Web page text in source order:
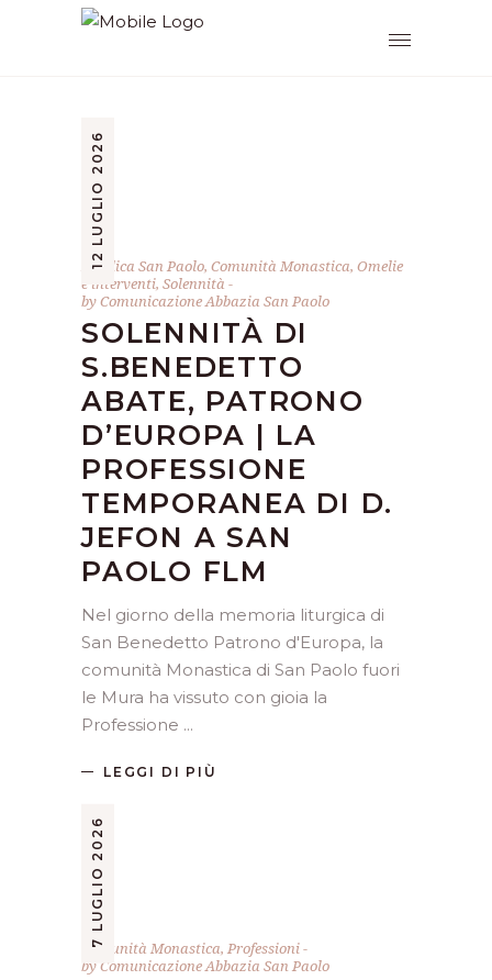
12 LUGLIO 2026
Basilica San Paolo, Comunità Monastica, Omelie
e interventi, Solennità
byComunicazione Abbazia San Paolo
SOLENNITÀ DI
S.BENEDETTO
ABATE, PATRONO
D’EUROPA | LA
PROFESSIONE
TEMPORANEA DI D.
JEFON A SAN
PAOLO FLM
Nel giorno della memoria liturgica di
San Benedetto Patrono d'Europa, la
comunità Monastica di San Paolo fuori
le Mura ha vissuto con gioia la
Professione
LEGGI DI PIÙ
7 LUGLIO 2026
Comunità Monastica, Professioni
byComunicazione Abbazia San Paolo